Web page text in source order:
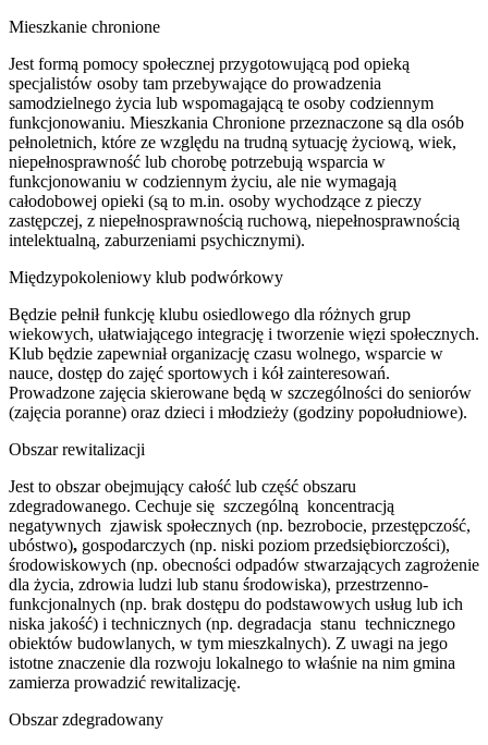
Mieszkanie chronione
Jest formą pomocy społecznej przygotowującą pod opieką
specjalistów osoby tam przebywające do prowadzenia
samodzielnego życia lub wspomagającą te osoby codziennym
funkcjonowaniu. Mieszkania Chronione przeznaczone są dla osób
pełnoletnich, które ze względu na trudną sytuację życiową, wiek,
niepełnosprawność lub chorobę potrzebują wsparcia w
funkcjonowaniu w codziennym życiu, ale nie wymagają
całodobowej opieki (są to m.in. osoby wychodzące z pieczy
zastępczej, z niepełnosprawnością ruchową, niepełnosprawnością
intelektualną, zaburzeniami psychicznymi).
Międzypokoleniowy klub podwórkowy
Będzie pełnił funkcję klubu osiedlowego dla różnych grup
wiekowych, ułatwiającego integrację i tworzenie więzi społecznych.
Klub będzie zapewniał organizację czasu wolnego, wsparcie w
nauce, dostęp do zajęć sportowych i kół zainteresowań.
Prowadzone zajęcia skierowane będą w szczególności do seniorów
(zajęcia poranne) oraz dzieci i młodzieży (godziny popołudniowe).
Obszar rewitalizacji
Jest to obszar obejmujący całość lub część obszaru
zdegradowanego. Cechuje się szczególną koncentracją
negatywnych zjawisk społecznych (np. bezrobocie, przestępczość,
ubóstwo), gospodarczych (np. niski poziom przedsiębiorczości),
środowiskowych (np. obecności odpadów stwarzających zagrożenie
dla życia, zdrowia ludzi lub stanu środowiska), przestrzenno-
funkcjonalnych (np. brak dostępu do podstawowych usług lub ich
niska jakość) i technicznych (np. degradacja stanu technicznego
obiektów budowlanych, w tym mieszkalnych). Z uwagi na jego
istotne znaczenie dla rozwoju lokalnego to właśnie na nim gmina
zamierza prowadzić rewitalizację.
Obszar zdegradowany